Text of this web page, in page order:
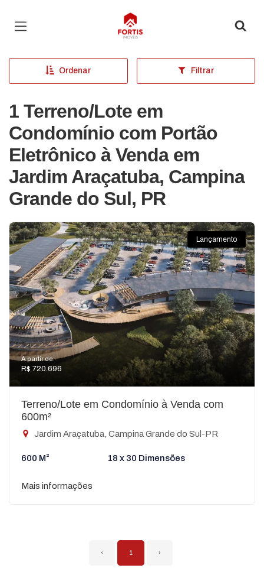
Página inicial
Ordenar Filtrar
1 Terreno/Lote em
Condomínio com Portão
Eletrônico à Venda em
Jardim Araçatuba, Campina
Grande do Sul, PR
Lançamento
A partir de:
R$ 720.696
Terreno/Lote em Condomínio à Venda com
600m²
Jardim Araçatuba, Campina Grande do Sul-PR
600 M² 18 x 30 Dimensões
Mais informações
‹ 1 ›